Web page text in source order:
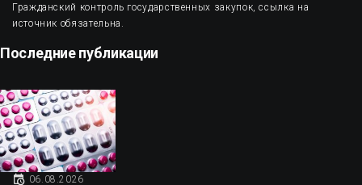
Гражданский контроль государственных закупок, ссылка на
источник обязательна.
Последние публикации
06.08.2026